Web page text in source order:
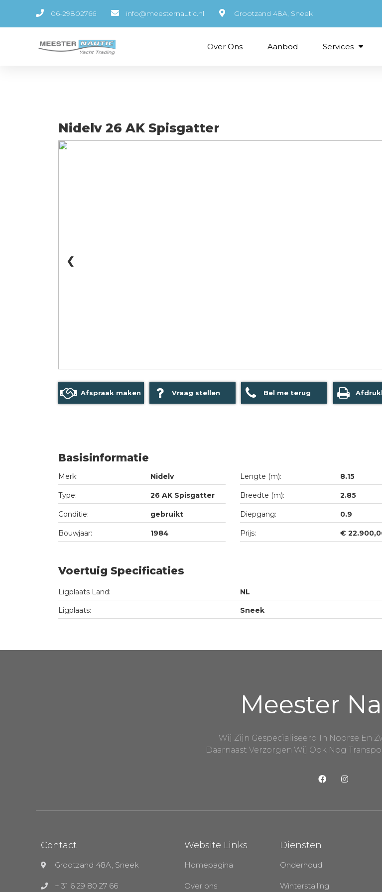
06-29802766 info@meesternautic.nl Grootzand 48A, Sneek
Over Ons Aanbod Services
Nidelv 26 AK Spisgatter
❮
Afspraak maken Vraag stellen Bel me terug
Basisinformatie
Merk: Nidelv Lengte (m): 8.15
Type: 26 AK Spisgatter Breedte (m): 2.85
Conditie: gebruikt Diepgang: 0.9
Bouwjaar: 1984 Prijs: €
Voertuig Specificaties
Ligplaats Land: NL
Ligplaats: Sneek
Meester
Wij Zijn Gespecialiseerd In Noorse En
Daarnaast Verzorgen Wij Ook Nog
Contact
Grootzand 48A, Sneek
+ 31 6 29 80 27 66
Website Links
Homepagina
Over ons
Diensten
Onderhoud
Winterstalling